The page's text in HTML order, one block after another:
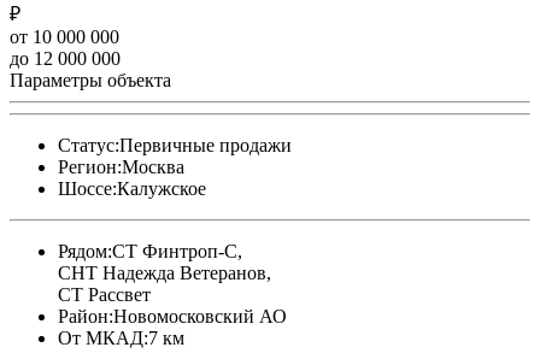
₽
от 10 000 000
до 12 000 000
Параметры объекта
Статус:Первичные продажи
Регион:Москва
Шоссе:Калужское
Рядом:СТ Финтроп-С,
СНТ Надежда Ветеранов,
СТ Рассвет
Район:Новомосковский АО
От МКАД:7 км